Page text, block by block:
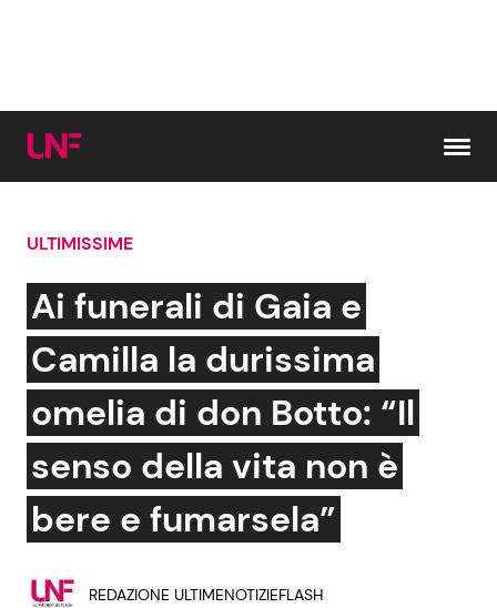
Cerca:
News e Cronaca
Attualità Italiana
Economia
Persone Scomparse
Gossip e TV
Bellezze VIP
Coppie VIP
Fiction e Serie TV
ULTIMISSIME
Ai funerali di Gaia e
Camilla la durissima
omelia di don Botto: “Il
senso della vita non è
bere e fumarsela”
REDAZIONE ULTIMENOTIZIEFLASH